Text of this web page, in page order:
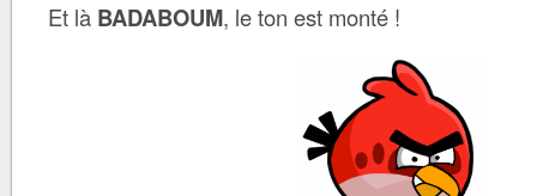
Et là BADABOUM, le ton est monté !